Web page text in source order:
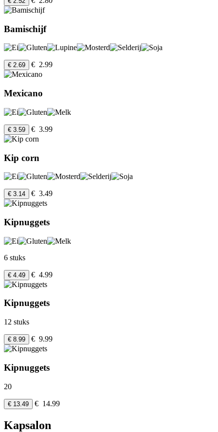
Bamischijf
€ 2.69 € 2.99
Mexicano
€ 3.59 € 3.99
Kip corn
€ 3.14 € 3.49
Kipnuggets
6 stuks
€ 4.49 € 4.99
Kipnuggets
12 stuks
€ 8.99 € 9.99
Kipnuggets
20
€ 13.49 € 14.99
Kapsalon